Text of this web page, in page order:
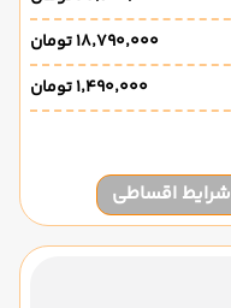
۱۸٬۷۹۰٬۰۰۰ تومان
۱٬۴۹۰٬۰۰۰ تومان
شرایط اقساطی